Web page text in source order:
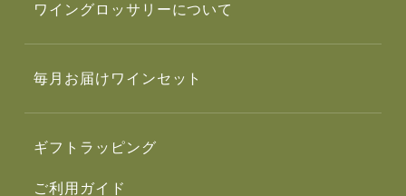
ワイングロッサリーについて
毎月お届けワインセット
ギフトラッピング
ご利用ガイド